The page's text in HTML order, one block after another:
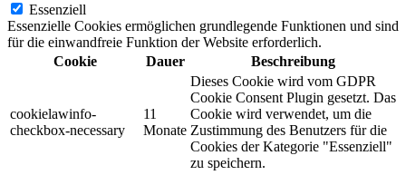
Essenziell
Essenzielle Cookies ermöglichen grundlegende Funktionen und sind
für die einwandfreie Funktion der Website erforderlich.
Cookie
Dauer Beschreibung
cookielawinfo-
checkbox-necessary
11
Monate
Dieses Cookie wird vom GDPR
Cookie Consent Plugin gesetzt. Das
Cookie wird verwendet, um die
Zustimmung des Benutzers für die
Cookies der Kategorie "Essenziell"
zu speichern.